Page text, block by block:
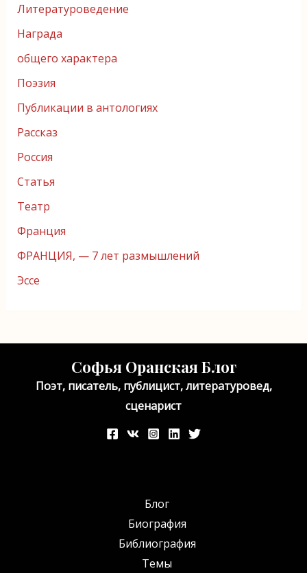
Литературоведение
Награда
общего характера
Поэзия
Публикации в антологиях
Рассказ
Россия
Статья
Театр
Франция
ФРАНЦИЯ, — 7 лет размышлений
Эссе
Софья Оранская Блог
Поэт, писатель, публицист, литературовед,
сценарист
Блог
Биография
Библиография
Темы